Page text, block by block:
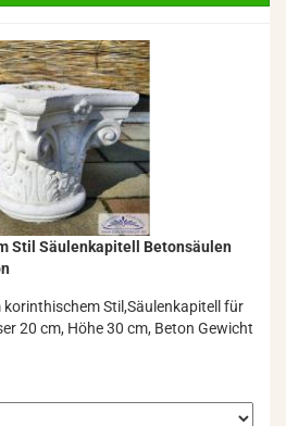
Stil Säu­len­ka­pi­tell Be­ton­säu­len
ko­rin­thi­schem Stil,Säu­len­ka­pi­tell für
20 cm, Höhe 30 cm, Beton Ge­wicht